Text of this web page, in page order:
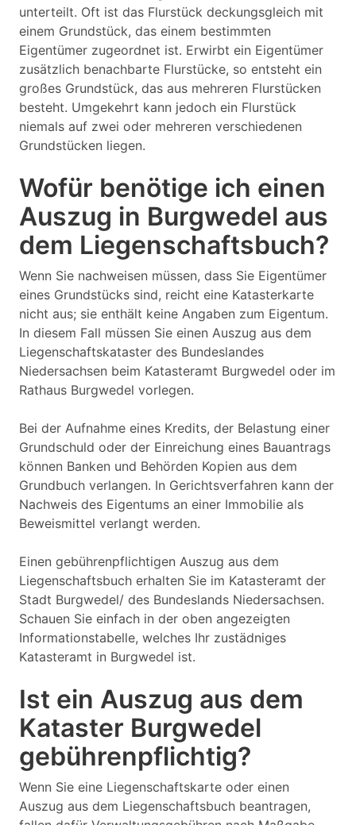
unterteilt. Oft ist das Flurstück deckungsgleich mit
einem Grundstück, das einem bestimmten
Eigentümer zugeordnet ist. Erwirbt ein Eigentümer
zusätzlich benachbarte Flurstücke, so entsteht ein
großes Grundstück, das aus mehreren Flurstücken
besteht. Umgekehrt kann jedoch ein Flurstück
niemals auf zwei oder mehreren verschiedenen
Grundstücken liegen.
Wofür benötige ich einen
Auszug in Burgwedel aus
dem Liegenschaftsbuch?
Wenn Sie nachweisen müssen, dass Sie Eigentümer
eines Grundstücks sind, reicht eine Katasterkarte
nicht aus; sie enthält keine Angaben zum Eigentum.
In diesem Fall müssen Sie einen Auszug aus dem
Liegenschaftskataster des Bundeslandes
Niedersachsen beim Katasteramt Burgwedel oder im
Rathaus Burgwedel vorlegen.
Bei der Aufnahme eines Kredits, der Belastung einer
Grundschuld oder der Einreichung eines Bauantrags
können Banken und Behörden Kopien aus dem
Grundbuch verlangen. In Gerichtsverfahren kann der
Nachweis des Eigentums an einer Immobilie als
Beweismittel verlangt werden.
Einen gebührenpflichtigen Auszug aus dem
Liegenschaftsbuch erhalten Sie im Katasteramt der
Stadt Burgwedel/ des Bundeslands Niedersachsen.
Schauen Sie einfach in der oben angezeigten
Informationstabelle, welches Ihr zustädniges
Katasteramt in Burgwedel ist.
Ist ein Auszug aus dem
Kataster Burgwedel
gebührenpflichtig?
Wenn Sie eine Liegenschaftskarte oder einen
Auszug aus dem Liegenschaftsbuch beantragen,